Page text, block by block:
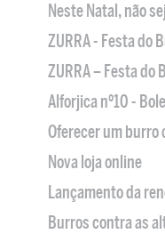
Neste Natal, não
ZURRA - Festa do
ZURRA – Festa do
Alforjica nº10 -
Oferecer um burro
Nova loja online
Lançamento da
Burros contra as